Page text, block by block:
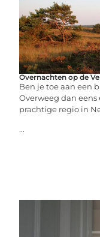
Overnachten op de
Ben je toe aan een
Overweeg dan
prachtige regio in
...